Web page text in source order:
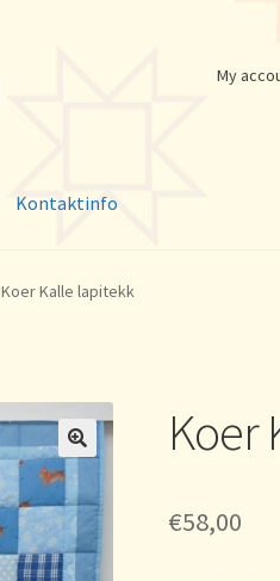
My
Kontaktinfo
Koer Kalle lapitekk
🔍
Koer
€58,00